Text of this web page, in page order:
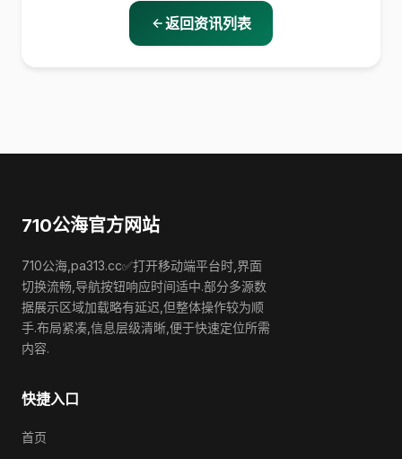
返回资讯列表
710公海官方网站
710公海,pa313.cc✅打开移动端平台时,界面
切换流畅,导航按钮响应时间适中.部分多源数
据展示区域加载略有延迟,但整体操作较为顺
手.布局紧凑,信息层级清晰,便于快速定位所需
内容.
快捷入口
首页